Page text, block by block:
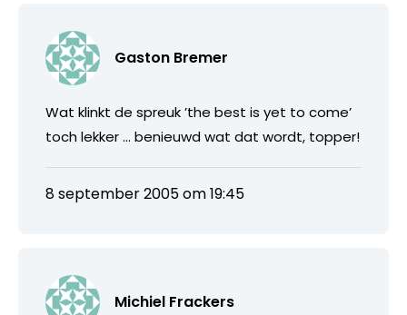
Gaston Bremer
Wat klinkt de spreuk ’the best is yet to come’
toch lekker … benieuwd wat dat wordt, topper!
8 september 2005 om 19:45
Michiel Frackers